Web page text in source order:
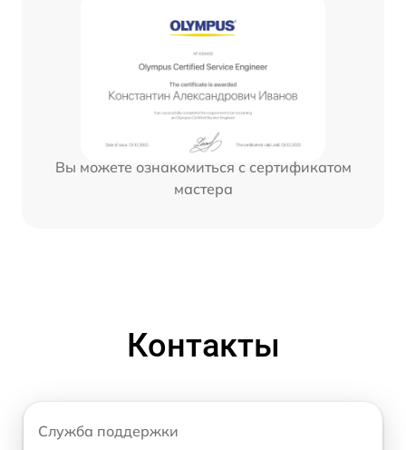
Вы можете ознакомиться с сертификатом
мастера
Контакты
Служба поддержки